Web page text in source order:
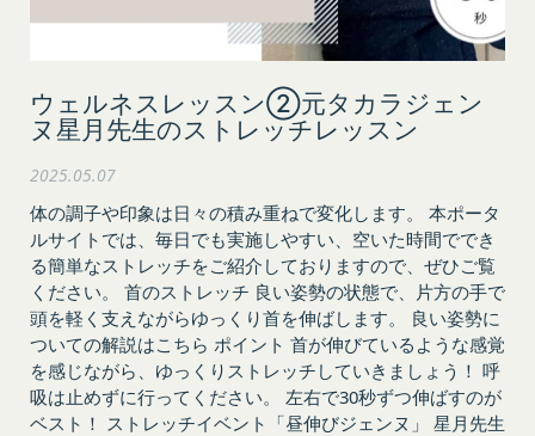
ウェルネスレッスン②元タカラジェン
ヌ星月先生のストレッチレッスン
2025.05.07
体の調子や印象は日々の積み重ねで変化します。 本ポータ
ルサイトでは、毎日でも実施しやすい、空いた時間ででき
る簡単なストレッチをご紹介しておりますので、ぜひご覧
ください。 首のストレッチ 良い姿勢の状態で、片方の手で
頭を軽く支えながらゆっくり首を伸ばします。 良い姿勢に
ついての解説はこちら ポイント 首が伸びているような感覚
を感じながら、ゆっくりストレッチしていきましょう！ 呼
吸は止めずに行ってください。 左右で30秒ずつ伸ばすのが
ベスト！ ストレッチイベント「昼伸びジェンヌ」 星月先生
る義務及び当該措置により会員に生じた損害を賠償
する義務並びにその他一切の義務を負わないものと
第9条（当社が提供するコンテンツに関する知的財
産権等）
本サービスを通じて会員に提供する文章、イラス
ト、デザイン、写真、画像、ロゴ、アイコン、映
像、プログラム等（以下「コンテンツ」といいま
す。）の著作権、商標権およびその他の知的財産権
は全て当社または当社にコンテンツの使用を許諾す
る者に帰属するものであり、会員はこれらの権利を
侵害する行為を行わないものとします。
目的の如何を問わず、本サービスのコンテンツその
他掲載内容の全部または一部を権利者の許可なく使
用（複製、改変、転用、転送、配布、掲示、販売、